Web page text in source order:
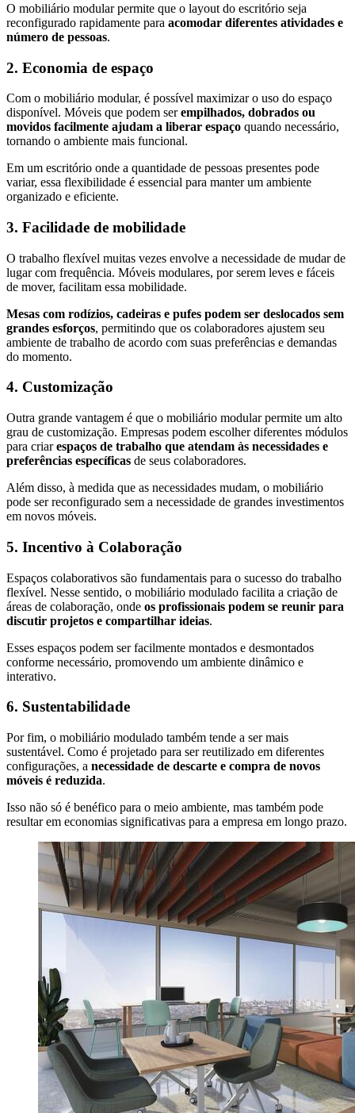
O mobiliário modular permite que o layout do escritório seja
reconfigurado rapidamente para acomodar diferentes atividades e
número de pessoas.
2. Economia de espaço
Com o mobiliário modular, é possível maximizar o uso do espaço
disponível. Móveis que podem serempilhados, dobrados ou
movidos facilmente ajudam a liberar espaço quando necessário,
tornando o ambiente mais funcional.
Em um escritório onde a quantidade de pessoas presentes pode
variar, essa flexibilidade é essencial para manter um ambiente
organizado e eficiente.
3. Facilidade de mobilidade
O trabalho flexível muitas vezes envolve a necessidade de mudar de
lugar com frequência. Móveis modulares, por serem leves e fáceis
de mover, facilitam essa mobilidade.
Mesas com rodízios, cadeiras e pufes podem ser deslocados sem
grandes esforços, permitindo que os colaboradores ajustem seu
ambiente de trabalho de acordo com suas preferências e demandas
do momento.
4. Customização
Outra grande vantagem é que o mobiliário modular permite um alto
grau de customização. Empresas podem escolher diferentes módulos
para criarespaços de trabalho que atendam às necessidades e
preferências específicas de seus colaboradores.
Além disso, à medida que as necessidades mudam, o mobiliário
pode ser reconfigurado sem a necessidade de grandes investimentos
em novos móveis.
5. Incentivo à Colaboração
Espaços colaborativos são fundamentais para o sucesso do trabalho
flexível. Nesse sentido, o mobiliário modulado facilita a criação de
áreas de colaboração, onde os profissionais podem se reunir para
discutir projetos e compartilhar ideias.
Esses espaços podem ser facilmente montados e desmontados
conforme necessário, promovendo um ambiente dinâmico e
interativo.
6. Sustentabilidade
Por fim, o mobiliário modulado também tende a ser mais
sustentável. Como é projetado para ser reutilizado em diferentes
configurações, a necessidade de descarte e compra de novos
móveis é reduzida.
Isso não só é benéfico para o meio ambiente, mas também pode
resultar em economias significativas para a empresa em longo prazo.